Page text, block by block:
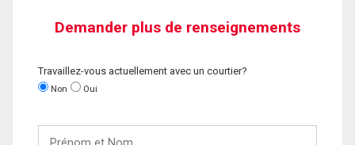
Demander plus de renseignements
Travaillez-vous actuellement avec un courtier?
Non Oui